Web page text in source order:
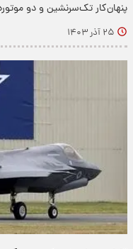
پنهان‌کار تک‌سرنشین و دو
۲۵ آذر ۱۴۰۳